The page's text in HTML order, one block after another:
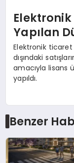
Yapılan
Elektronik ticaret
dışındaki
amacıyla lisans
yapıldı.
Benzer